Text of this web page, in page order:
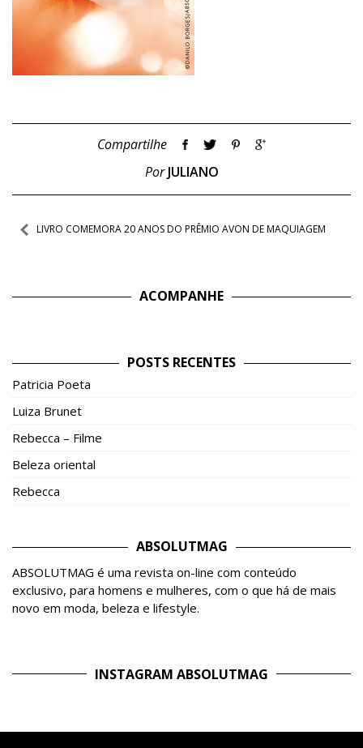
Compartilhe
PorJULIANO
Navegação
LIVRO COMEMORA 20 ANOS DO PRÊMIO AVON DE MAQUIAGEM
ACOMPANHE
POSTS RECENTES
Patricia Poeta
Luiza Brunet
Rebecca – Filme
Beleza oriental
Rebecca
ABSOLUTMAG
ABSOLUTMAG é uma revista on-line com conteúdo
exclusivo, para homens e mulheres, com o que há de mais
novo em moda, beleza e lifestyle.
INSTAGRAM ABSOLUTMAG